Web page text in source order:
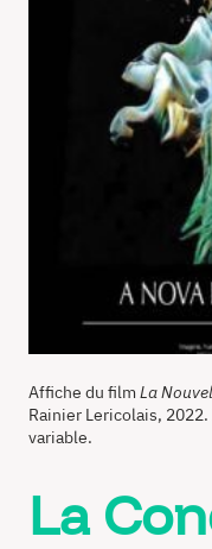
Affiche du film La
Rainier Lericolais,
variable.
La